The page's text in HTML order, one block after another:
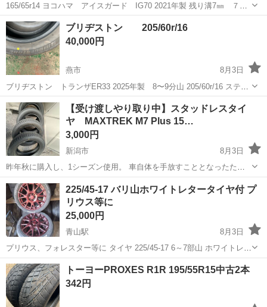
165/65r14 ヨコハマ アイスガード IG70 2021年製 残り溝7㎜ ７部
山 パンク歴や亀裂無し weds製アルミホイール 14インチ-5.0J 4穴-
PCD100 インセット+39 ハブ穴径Φ70 ガリ傷無く状...
新潟 新発田市 新発田駅
アルミホイール
ブリヂストン 205/60r/16
40,000円
燕市
8月3日
ブリヂストン トランザER33 2025年製 8〜9分山 205/60r/16 ステッ
プワゴンrp8新車購入後3000㌔程度で脱ぎました。 お近くであれば配
達可能です。 ご相談ください。
新潟 燕市 タイヤ、ホイール ブリヂストン
【受け渡しやり取り中】スタッドレスタイ
ヤ MAXTREK M7 Plus 15…
3,000円
新潟市
8月3日
昨年秋に購入し、1シーズン使用。 車自体を手放すこととなったた
め、タイヤを売却することとしました。 155/65R14 スタッドレスタイ
ヤ ホイールなし
新潟 新潟市 タイヤ、ホイール
225/45-17 バリ山ホワイトレタータイヤ付 プ
リウス等に
25,000円
青山駅
8月3日
プリウス、フォレスター等に タイヤ 225/45-17 6～7部山 ホワイトレタ
ー ホイール 100×5穴 シルバーにクリアレッド塗装 トラブル防止のた
め画像で判断できない場合は現物確認をお願い致...
新潟 新潟市
トーヨーPROXES R1R 195/55R15中古2本
342円